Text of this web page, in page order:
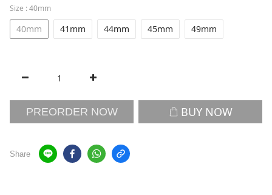
Size : 40mm
40mm 41mm 44mm 45mm 49mm
PREORDER NOW BUY NOW
Share